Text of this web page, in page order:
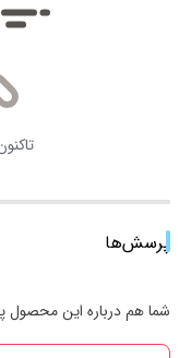
پرسش‌ها
شما هم درباره این